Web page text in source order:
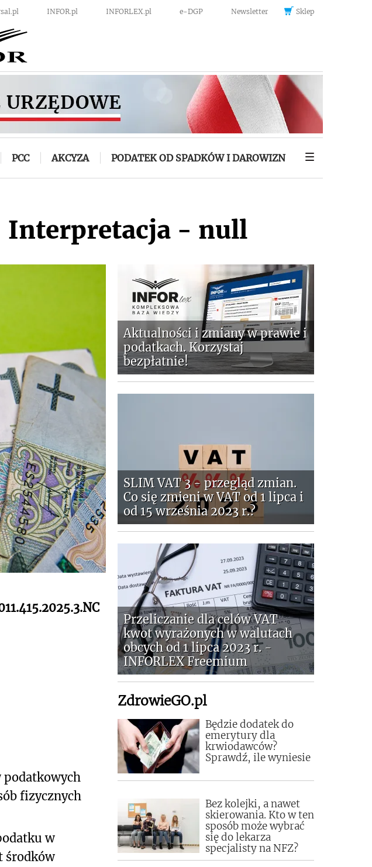
INFOR.pl INFORLEX.pl e-DGP Newsletter Sklep
PCC AKCYZA PODATEK OD SPADKÓW I DAROWIZN
Interpretacja - null
podatkowych
fizycznych
w
środków
Aktualności i zmiany w prawie i
podatkach. Korzystaj
bezpłatnie!
SLIM VAT 3 - przegląd zmian.
Co się zmieni w VAT od 1 lipca i
od 15 września 2023 r.?
Przeliczanie dla celów VAT
kwot wyrażonych w walutach
obcych od 1 lipca 2023 r. -
INFORLEX Freemium
ZdrowieGO.pl
Będzie dodatek do
emerytury dla
krwiodawców?
Sprawdź, ile wyniesie
Bez kolejki, a nawet
skierowania. Kto w ten
sposób może wybrać
się do lekarza
specjalisty na NFZ?